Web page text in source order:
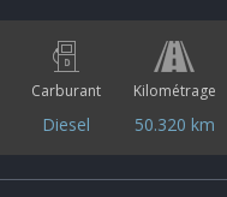
Carburant
Diesel
Kilométrage
50.320 km